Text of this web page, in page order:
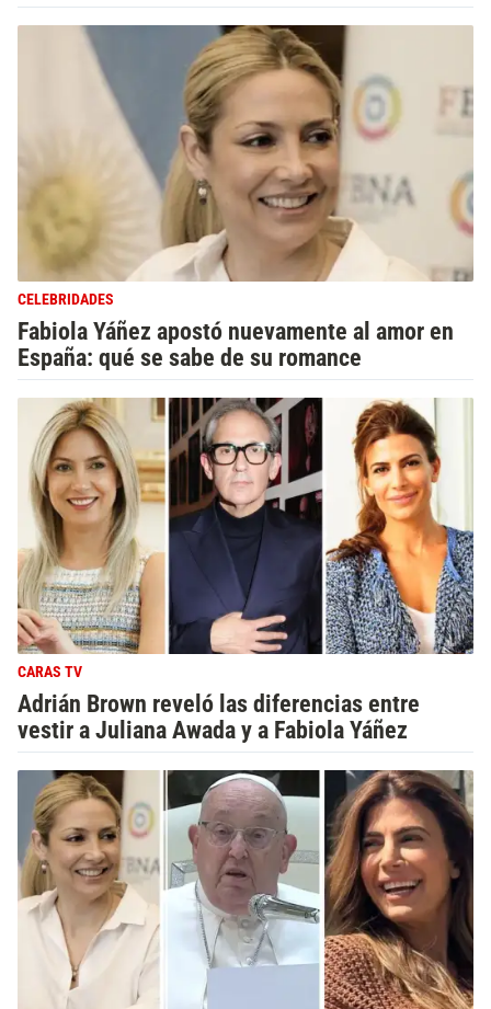
CELEBRIDADES
Fabiola Yáñez apostó nuevamente al amor en
España: qué se sabe de su romance
CARAS TV
Adrián Brown reveló las diferencias entre
vestir a Juliana Awada y a Fabiola Yáñez